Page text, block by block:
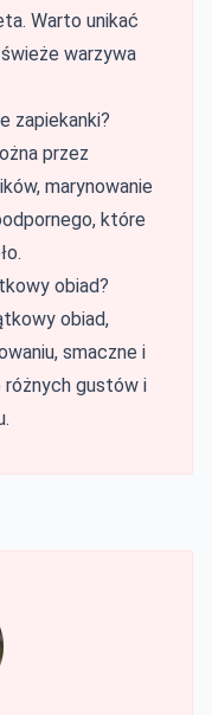
Warto unikać
warzywa
zapiekanki?
przez
marynowanie
które
obiad?
obiad,
smaczne i
różnych gustów i